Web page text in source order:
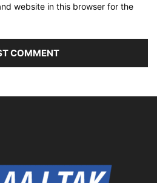
website in this browser for the